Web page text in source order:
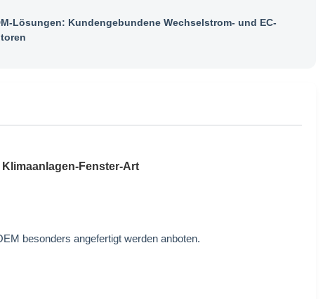
Lösungen: Kundengebundene Wechselstrom- und EC-
Fenster-Art
besonders angefertigt werden anboten.